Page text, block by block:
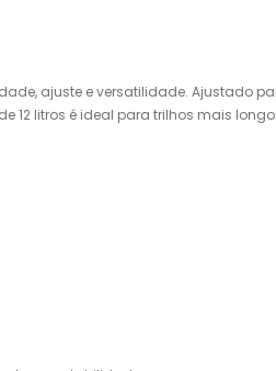
ajuste e versatilidade. Ajustado
12 litros é ideal para trilhos mais